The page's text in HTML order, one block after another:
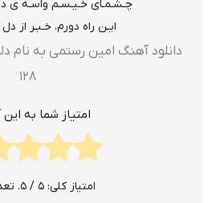
چـشـمـای خـیـسـم واسـه ی
ایـن راه دورم، خـبـر از
۱۲۸
امتیاز شما به
امتیاز کلی:5 / 5. تعداد رای: